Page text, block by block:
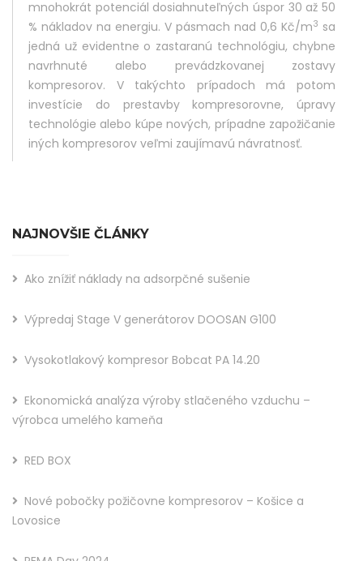
mnohokrát potenciál dosiahnuteľných úspor 30 až 50
% nákladov na energiu. V pásmach nad 0,6 Kč/m3 sa
jedná už evidentne o zastaranú technológiu, chybne
navrhnuté alebo prevádzkovanej zostavy
kompresorov. V takýchto prípadoch má potom
investície do prestavby kompresorovne, úpravy
technológie alebo kúpe nových, prípadne zapožičanie
iných kompresorov veľmi zaujímavú návratnosť.
NAJNOVŠIE ČLÁNKY
Ako znížiť náklady na adsorpčné sušenie
Výpredaj Stage V generátorov DOOSAN G100
Vysokotlakový kompresor Bobcat PA 14.20
Ekonomická analýza výroby stlačeného vzduchu –
výrobca umelého kameňa
RED BOX
Nové pobočky požičovne kompresorov – Košice a
Lovosice